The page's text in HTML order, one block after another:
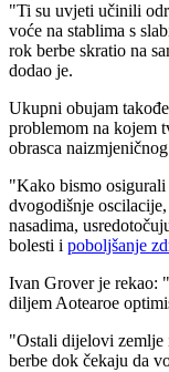
"Ti su uvjeti učinili
voće na stablima s
rok berbe skratio na
dodao je.
Ukupni obujam
problemom na kojem
obrasca
"Kako bismo
dvogodišnje
nasadima,
bolesti i poboljšanje
Ivan Grover je rekao:
diljem Aotearoe
"Ostali dijelovi zemlje
berbe dok čekaju da